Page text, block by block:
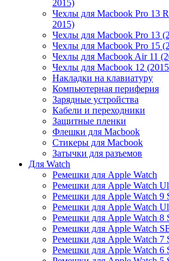
2015)
Чехлы для Macbook Pro 13
2015)
Чехлы для Macbook Pro 13
Чехлы для Macbook Pro 15
Чехлы для Macbook Air 11
Чехлы для Macbook 12
Накладки на клавиатуру
Компьютерная периферия
Зарядные устройства
Кабели и переходники
Защитные пленки
Флешки для Macbook
Стикеры для Macbook
Затычки для разъемов
Для Watch
Ремешки для Apple Watch
Ремешки для Apple Watch
Ремешки для Apple Watch 9
Ремешки для Apple Watch
Ремешки для Apple Watch 8
Ремешки для Apple Watch
Ремешки для Apple Watch 7
Ремешки для Apple Watch 6